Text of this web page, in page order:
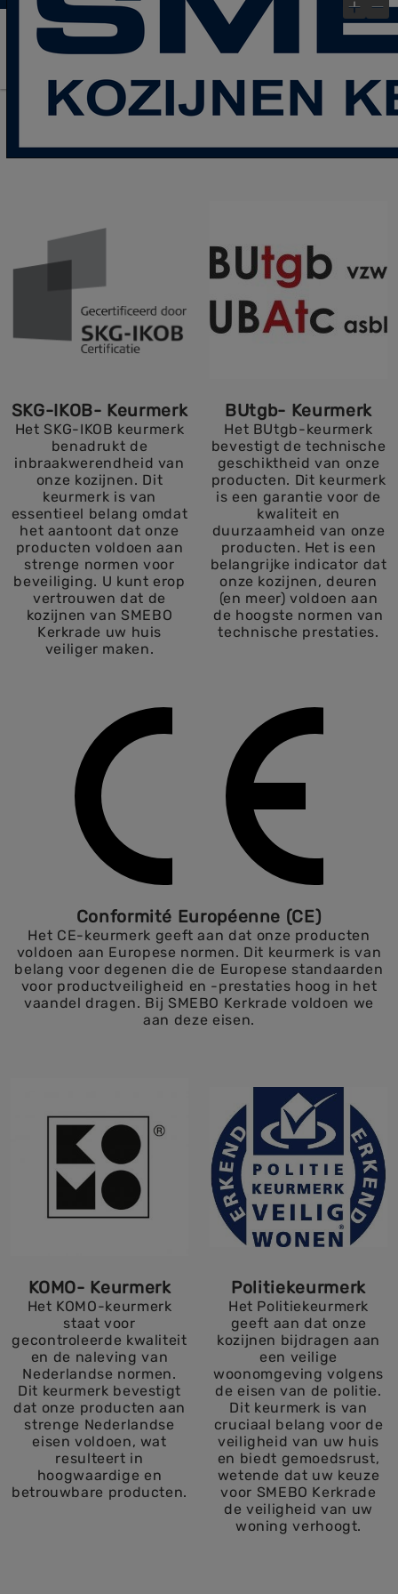
Bekijk gauw onze laatste Blog- Post! ×
Keurmerken &
Kwaliteitslabels
SKG-IKOB- Keurmerk
Het SKG-IKOB keurmerk
benadrukt de
inbraakwerendheid van
onze kozijnen. Dit
keurmerk is van
essentieel belang omdat
het aantoont dat onze
producten voldoen aan
strenge normen voor
beveiliging. U kunt erop
vertrouwen dat de
kozijnen van SMEBO
Kerkrade uw huis
veiliger maken.
BUtgb- Keurmerk
Het BUtgb-keurmerk
bevestigt de technische
geschiktheid van onze
producten. Dit keurmerk
is een garantie voor de
kwaliteit en
duurzaamheid van onze
producten. Het is een
belangrijke indicator dat
onze kozijnen, deuren
(en meer) voldoen aan
de hoogste normen van
technische prestaties.
Conformité Européenne (CE)
Het CE-keurmerk geeft aan dat onze producten
voldoen aan Europese normen. Dit keurmerk is van
belang voor degenen die de Europese standaarden
voor productveiligheid en -prestaties hoog in het
vaandel dragen. Bij SMEBO Kerkrade voldoen we
aan deze eisen.
KOMO- Keurmerk
Het KOMO-keurmerk
staat voor
gecontroleerde kwaliteit
en de naleving van
Nederlandse normen.
Dit keurmerk bevestigt
dat onze producten aan
strenge Nederlandse
eisen voldoen, wat
resulteert in
hoogwaardige en
betrouwbare producten.
Politiekeurmerk
Het Politiekeurmerk
geeft aan dat onze
kozijnen bijdragen aan
een veilige
woonomgeving volgens
de eisen van de politie.
Dit keurmerk is van
cruciaal belang voor de
veiligheid van uw huis
en biedt gemoedsrust,
wetende dat uw keuze
voor SMEBO Kerkrade
de veiligheid van uw
woning verhoogt.